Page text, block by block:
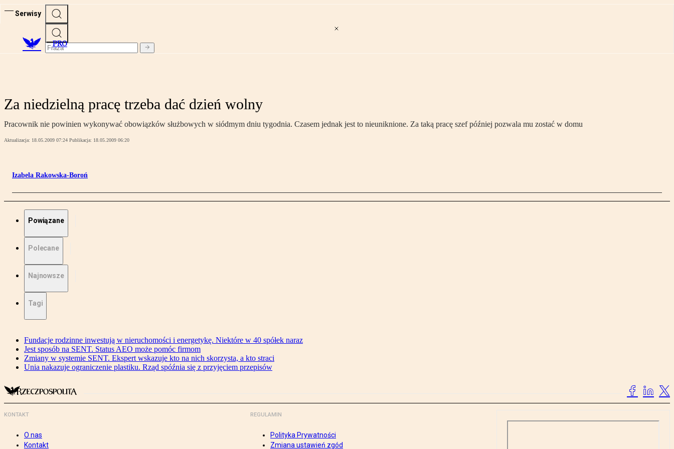
Serwisy
PRO
Za niedzielną pracę trzeba dać dzień wolny
Pracownik nie powinien wykonywać obowiązków służbowych w siódmym dniu tygodnia. Czasem jednak jest to nieuniknione. Za taką pracę szef później pozwala mu zostać w domu
Aktualizacja: 18.05.2009 07:24 Publikacja: 18.05.2009 06:20
Izabela Rakowska-Boroń
Powiązane
Polecane
Najnowsze
Tagi
Fundacje rodzinne inwestują w nieruchomości i energetykę. Niektóre w 40 spółek naraz
Jest sposób na SENT. Status AEO może pomóc firmom
Zmiany w systemie SENT. Ekspert wskazuje kto na nich skorzysta, a kto straci
Unia nakazuje ograniczenie plastiku. Rząd spóźnia się z przyjęciem przepisów
KONTAKT
O nas
Kontakt
REGULAMIN
Polityka Prywatności
Zmiana ustawień zgód